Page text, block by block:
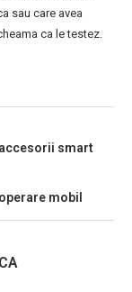
sau care avea
ca le testez.
smart
mobil